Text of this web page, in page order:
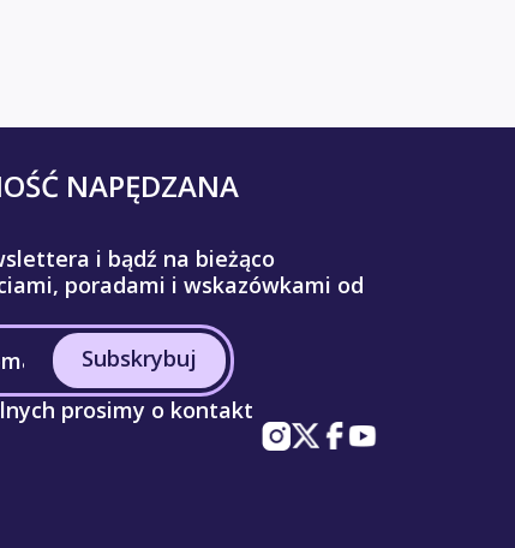
NAPĘDZANA
i bądź na bieżąco
poradami i wskazówkami od
Subskrybuj
prosimy o kontakt